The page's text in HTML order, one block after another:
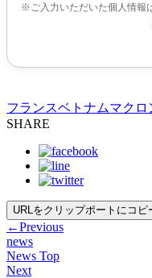
※ご入力いただいた個人情報
フランスベトナムマクロ
SHARE
URLをクリップポートにコピ
←Previous
news
News Top
Next